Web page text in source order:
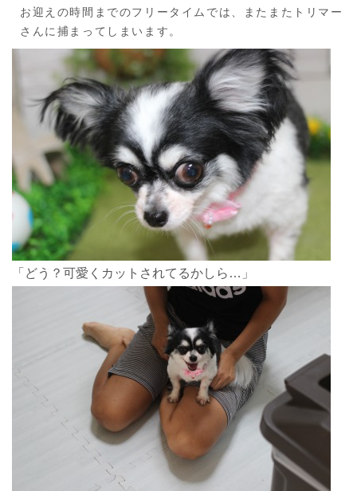
お迎えの時間までのフリータイムでは、またまたトリマー
さんに捕まってしまいます。
「どう？可愛くカットされてるかしら…」